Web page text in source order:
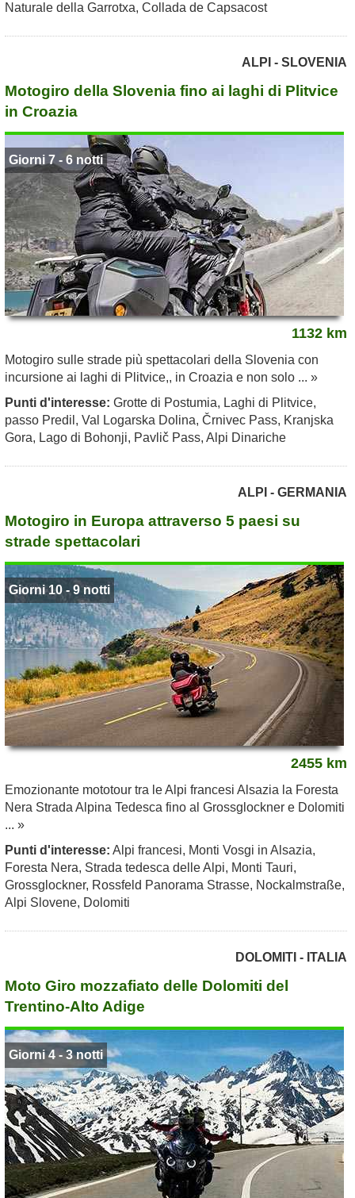
Naturale della Garrotxa, Collada de Capsacost
ALPI - SLOVENIA
Motogiro della Slovenia fino ai laghi di Plitvice
in Croazia
Giorni 7 - 6 notti
1132 km
Motogiro sulle strade più spettacolari della Slovenia con
incursione ai laghi di Plitvice,, in Croazia e non solo ... »
Punti d'interesse: Grotte di Postumia, Laghi di Plitvice,
passo Predil, Val Logarska Dolina, Črnivec Pass, Kranjska
Gora, Lago di Bohonji, Pavlič Pass, Alpi Dinariche
ALPI - GERMANIA
Motogiro in Europa attraverso 5 paesi su
strade spettacolari
Giorni 10 - 9 notti
2455 km
Emozionante mototour tra le Alpi francesi Alsazia la Foresta
Nera Strada Alpina Tedesca fino al Grossglockner e Dolomiti
... »
Punti d'interesse: Alpi francesi, Monti Vosgi in Alsazia,
Foresta Nera, Strada tedesca delle Alpi, Monti Tauri,
Grossglockner, Rossfeld Panorama Strasse, Nockalmstraße,
Alpi Slovene, Dolomiti
DOLOMITI - ITALIA
Moto Giro mozzafiato delle Dolomiti del
Trentino-Alto Adige
Giorni 4 - 3 notti